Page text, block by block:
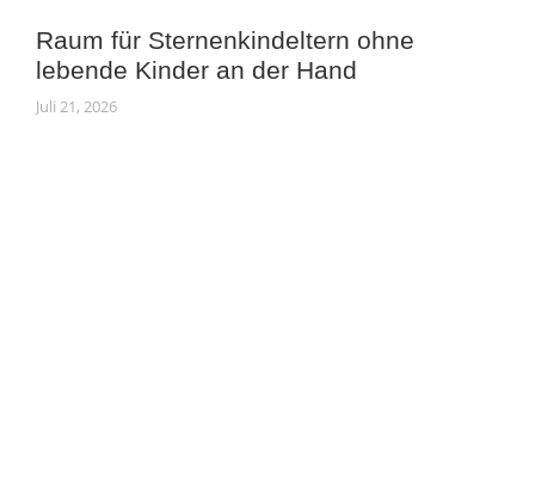
Raum für Sternenkindeltern ohne
lebende Kinder an der Hand
Juli 21, 2026